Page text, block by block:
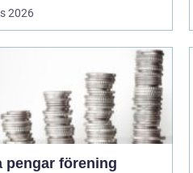
2026
pengar förening